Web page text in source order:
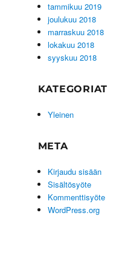
tammikuu 2019
joulukuu 2018
marraskuu 2018
lokakuu 2018
syyskuu 2018
KATEGORIAT
Yleinen
META
Kirjaudu sisään
Sisältösyöte
Kommenttisyöte
WordPress.org